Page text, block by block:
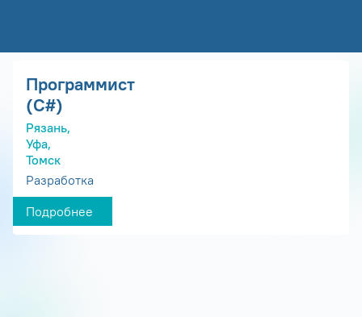
Программист
(С#)
Рязань,
Уфа,
Томск
Разработка
Подробнее